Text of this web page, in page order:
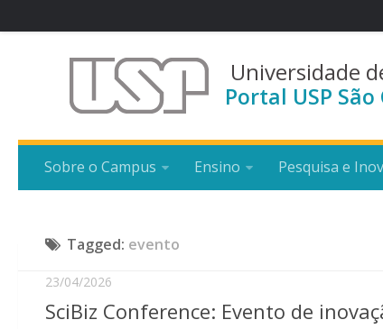
Universidade
Portal USP São
Sobre o Campus Ensino Pesquisa e
Tagged: evento
23/04/2026
SciBiz Conference: Evento de